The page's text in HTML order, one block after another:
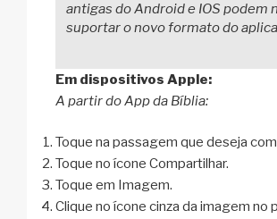
antigas do Android e IOS podem
suportar o novo formato do
Em dispositivos Apple:
A partir do App da Bíblia:
Toque na passagem que deseja
Toque no ícone Compartilhar.
Toque em Imagem.
Clique no ícone cinza da imagem no